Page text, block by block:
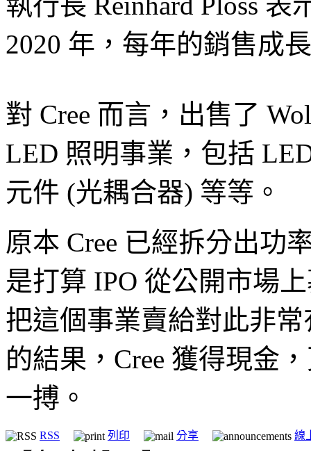
2020 年，每年的銷售成
對 Cree 而言，出售了
LED 照明事業，包括
元件 (光耦合器) 等等。
原本 Cree 已經拆分出功
是打算 IPO 從公開市場
把這個事業賣給對此非
的結果，Cree 獲得現金
一搏。
RSS 列印 分享 線